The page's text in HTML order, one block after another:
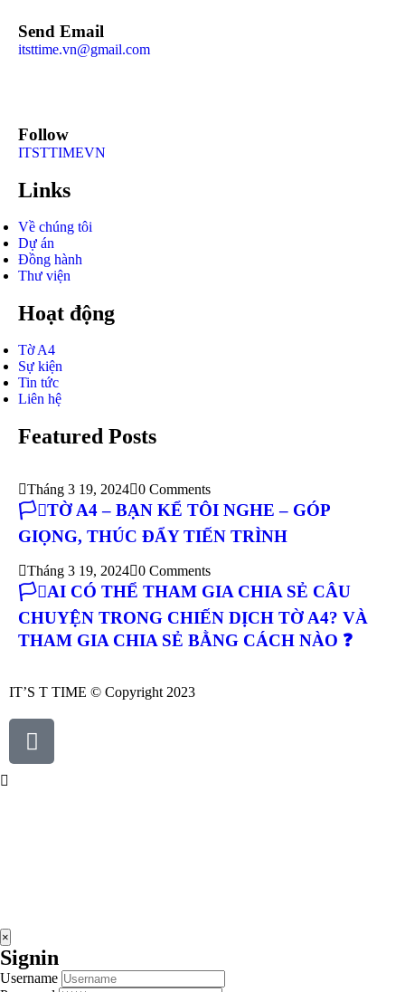
Send Email
itsttime.vn@gmail.com
Follow
ITSTTIMEVN
Links
Về chúng tôi
Dự án
Đồng hành
Thư viện
Hoạt động
Tờ A4
Sự kiện
Tin tức
Liên hệ
Featured Posts
Tháng 3 19, 2024 0 Comments
🏳️‍⚧️TỜ A4 – BẠN KỂ TÔI NGHE – GÓP
GIỌNG, THÚC ĐẨY TIẾN TRÌNH
Tháng 3 19, 2024 0 Comments
🏳️‍⚧️AI CÓ THỂ THAM GIA CHIA SẺ CÂU
CHUYỆN TRONG CHIẾN DỊCH TỜ A4? VÀ
THAM GIA CHIA SẺ BẰNG CÁCH NÀO ❓
IT’S T TIME © Copyright 2023
×
Signin
Username